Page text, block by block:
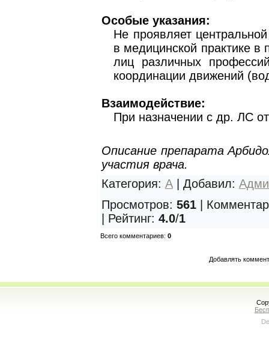
Особые указания:
Не проявляет
в медицинской практике в
лиц различных
координации движений
Взаимодействие:
При назначении с др. ЛС
Описание препарата
участия врача.
Категория: А| Добавил:
Просмотров: 561|
| Рейтинг: 4.0/1
Всего комментариев: 0
Добавлять